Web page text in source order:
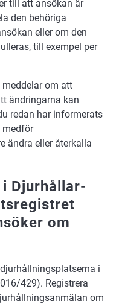
till att ansökan är
den behöriga
eller om den
till exempel per
om att
ändringarna kan
redan har informerats
medför
ändra eller återkalla
Djurhållar-
om
i
429). Registrera
om